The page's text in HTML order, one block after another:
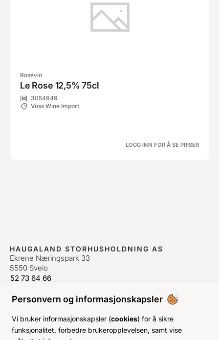
Personvern og informasjonskapsler
Vi bruker informasjonskapsler (cookies) for å sikre
funksjonalitet, forbedre brukeropplevelsen, samt vise
Rosévin
Le Rose 12,5% 75cl
3054949
Voss Wine Import
LOGG INN FOR Å SE PRISER
HAUGALAND STORHUSHOLDNING AS
Ekrene Næringspark 33
5550 Sveio
52 73 64 66
ÅPNINGSTIDER
Man-Fre:07–15
Lør-Søn: Stengt
Helligdager:Stengt